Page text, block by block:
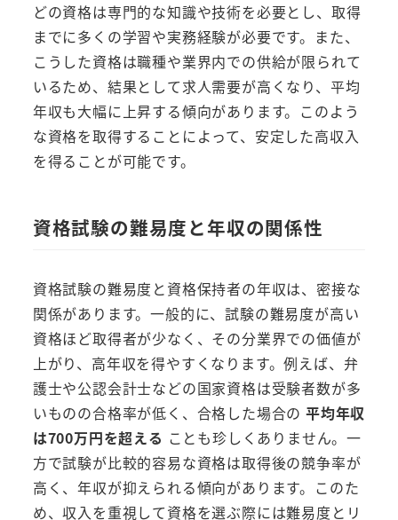
どの資格は専門的な知識や技術を必要とし、取得
までに多くの学習や実務経験が必要です。また、
こうした資格は職種や業界内での供給が限られて
いるため、結果として求人需要が高くなり、平均
年収も大幅に上昇する傾向があります。このよう
な資格を取得することによって、安定した高収入
を得ることが可能です。
資格試験の難易度と年収の関係性
資格試験の難易度と資格保持者の年収は、密接な
関係があります。一般的に、試験の難易度が高い
資格ほど取得者が少なく、その分業界での価値が
上がり、高年収を得やすくなります。例えば、弁
護士や公認会計士などの国家資格は受験者数が多
いものの合格率が低く、合格した場合の 平均年収
は700万円を超える ことも珍しくありません。一
方で試験が比較的容易な資格は取得後の競争率が
高く、年収が抑えられる傾向があります。このた
め、収入を重視して資格を選ぶ際には難易度とリ